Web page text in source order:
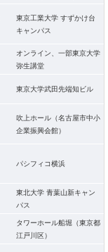
東京工業大学 すずかけ台
キャンパス
オンライン、一部東京大学
弥生講堂
東京大学武田先端知ビル
吹上ホール（名古屋市中小
企業振興会館）
パシフィコ横浜
東北大学 青葉山新キャン
パス
タワーホール船堀（東京都
江戸川区）